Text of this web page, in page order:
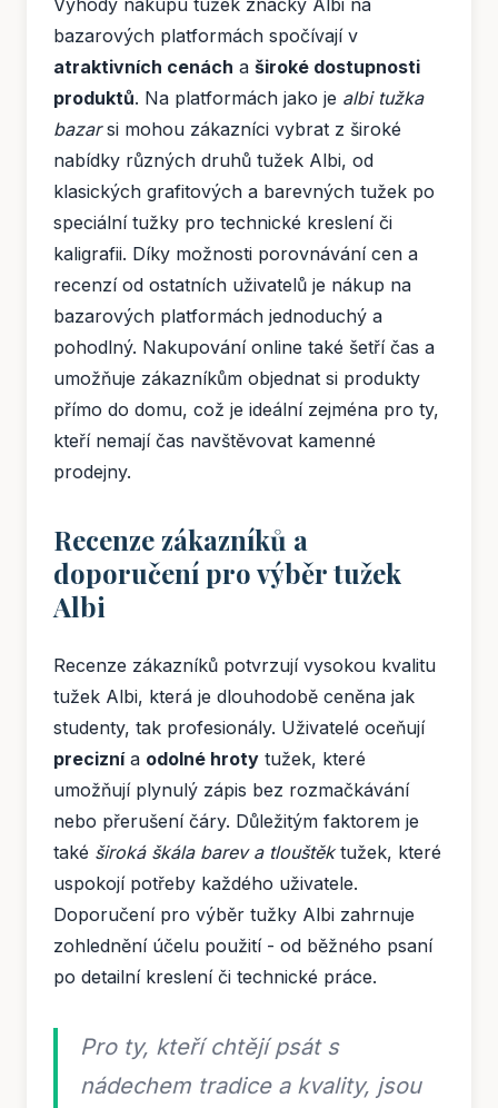
Výhody nákupu tužek značky Albi na
bazarových platformách spočívají v
atraktivních cenách a široké dostupnosti
produktů. Na platformách jako je albi tužka
bazarsi mohou zákazníci vybrat z široké
nabídky různých druhů tužek Albi, od
klasických grafitových a barevných tužek po
speciální tužky pro technické kreslení či
kaligrafii. Díky možnosti porovnávání cen a
recenzí od ostatních uživatelů je nákup na
bazarových platformách jednoduchý a
pohodlný. Nakupování online také šetří čas a
umožňuje zákazníkům objednat si produkty
přímo do domu, což je ideální zejména pro ty,
kteří nemají čas navštěvovat kamenné
prodejny.
Recenze zákazníků a
doporučení pro výběr tužek
Albi
Recenze zákazníků potvrzují vysokou kvalitu
tužek Albi, která je dlouhodobě ceněna jak
studenty, tak profesionály. Uživatelé oceňují
preciznía odolné hroty tužek, které
umožňují plynulý zápis bez rozmačkávání
nebo přerušení čáry. Důležitým faktorem je
také široká škála barev a tlouštěktužek, které
uspokojí potřeby každého uživatele.
Doporučení pro výběr tužky Albi zahrnuje
zohlednění účelu použití - od běžného psaní
po detailní kreslení či technické práce.
Pro ty, kteří chtějí psát s
nádechem tradice a kvality, jsou